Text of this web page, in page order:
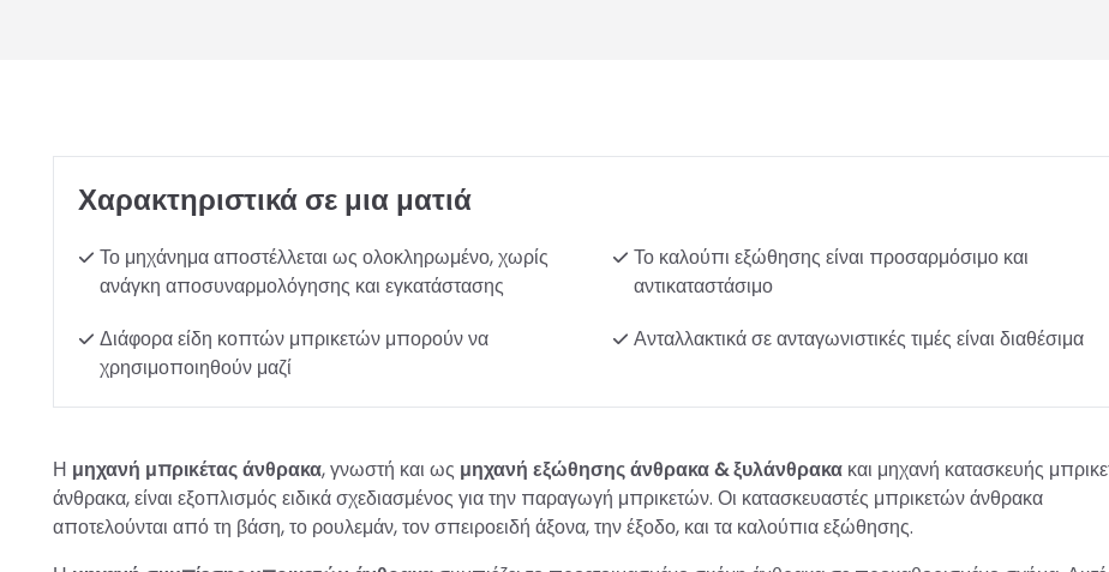
Χαρακτηριστικά σε μια ματιά
Το μηχάνημα αποστέλλεται ως ολοκληρωμένο, χωρίς
ανάγκη αποσυναρμολόγησης και εγκατάστασης
Το καλούπι εξώθησης είναι προσαρμόσιμο και
αντικαταστάσιμο
Διάφορα είδη κοπτών μπρικετών μπορούν να
χρησιμοποιηθούν μαζί
Ανταλλακτικά σε ανταγωνιστικές τιμές είναι διαθέσιμα
Η μηχανή μπρικέτας άνθρακα, γνωστή και ως μηχανή εξώθησης άνθρακα & ξυλάνθρακα και μηχανή κατασκευής
άνθρακα, είναι εξοπλισμός ειδικά σχεδιασμένος για την παραγωγή μπρικετών. Οι κατασκευαστές μπρικετών άνθρακα
αποτελούνται από τη βάση, το ρουλεμάν, τον σπειροειδή άξονα, την έξοδο, και τα καλούπια εξώθησης.